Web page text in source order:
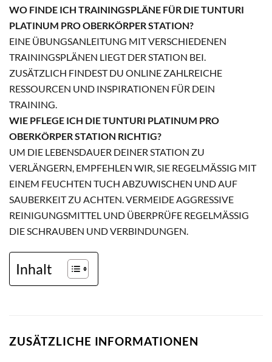
WO FINDE ICH TRAININGSPLÄNE FÜR DIE TUNTURI
PLATINUM PRO OBERKÖRPER STATION?
EINE ÜBUNGSANLEITUNG MIT VERSCHIEDENEN
TRAININGSPLÄNEN LIEGT DER STATION BEI.
ZUSÄTZLICH FINDEST DU ONLINE ZAHLREICHE
RESSOURCEN UND INSPIRATIONEN FÜR DEIN
TRAINING.
WIE PFLEGE ICH DIE TUNTURI PLATINUM PRO
OBERKÖRPER STATION RICHTIG?
UM DIE LEBENSDAUER DEINER STATION ZU
VERLÄNGERN, EMPFEHLEN WIR, SIE REGELMÄSSIG MIT E
INEM FEUCHTEN TUCH ABZUWISCHEN UND AUF S
AUBERKEIT ZU ACHTEN. VERMEIDE AGGRESSIVE R
EINIGUNGSMITTEL UND ÜBERPRÜFE REGELMÄSSIG DI
E SCHRAUBEN UND VERBINDUNGEN.
Inhalt
ZUSÄTZLICHE INFORMATIONEN